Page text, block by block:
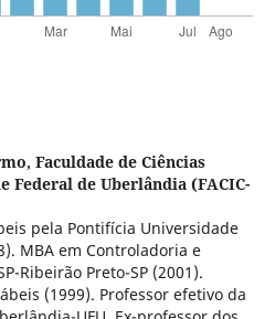
Faculdade de Ciências
Federal de Uberlândia (FACIC-
pela Pontifícia Universidade
MBA em Controladoria e
Ribeirão Preto-SP (2001).
(1999). Professor efetivo da